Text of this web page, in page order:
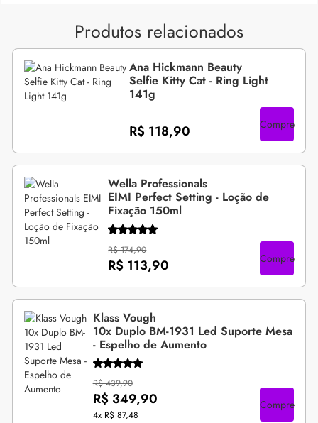
Produtos relacionados
Ana Hickmann Beauty
Selfie Kitty Cat - Ring Light
141g
R$ 118,90 Compre
Wella Professionals
EIMI Perfect Setting - Loção de
Fixação 150ml
R$ 174,90
R$ 113,90 Compre
Klass Vough
10x Duplo BM-1931 Led Suporte Mesa
- Espelho de Aumento
R$ 439,90
R$ 349,90
4x R$ 87,48
Compre